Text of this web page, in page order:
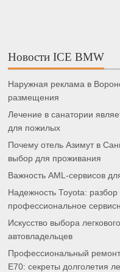
Новости ICE BMW
Наружная реклама в
размещения
Лечение в санатории
для пожилых
Почему отель Азимут в
выбор для проживания
Важность AML-сервисов
Надежность Toyota:
профессиональное
Искусство выбора
автовладельцев
Профессиональный
E70: секреты долголетия